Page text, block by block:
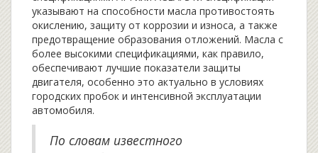
указывают на способности масла противостоять
окислению, защиту от коррозии и износа, а также
предотвращение образования отложений. Масла с
более высокими спецификациями, как правило,
обеспечивают лучшие показатели защиты
двигателя, особенно это актуально в условиях
городских пробок и интенсивной эксплуатации
автомобиля.
По словам известного